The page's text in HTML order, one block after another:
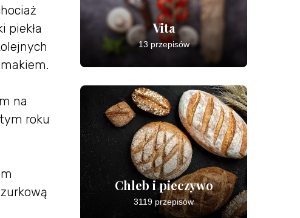
piekła
na
roku
Vita
13 przepisów
Chleb i pieczywo
3119 przepisów